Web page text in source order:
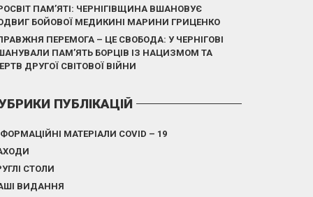
ПАМ’ЯТІ: ЧЕРНІГІВЩИНА ВШАНОВУЄ
БОЙОВОЇ МЕДИКИНІ МАРИНИ ГРИЦЕНКО
ПЕРЕМОГА – ЦЕ СВОБОДА: У ЧЕРНІГОВІ
ПАМ’ЯТЬ БОРЦІВ ІЗ НАЦИЗМОМ ТА
ДРУГОЇ СВІТОВОЇ ВІЙНИ
ПУБЛІКАЦІЙ
МАТЕРІАЛИ COVID – 19
СТОЛИ
ВИДАННЯ